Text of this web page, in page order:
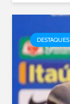
DESTAQUES